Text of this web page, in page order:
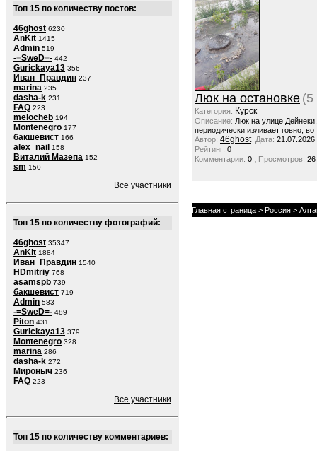
Топ 15 по количеству постов:
46ghost 6230
AnKit 1415
Admin 519
-=SweD=- 442
Gurickaya13 356
Иван_Правдин 237
marina 235
dasha-k 231
FAQ 223
melocheb 194
Montenegro 177
бакшевист 166
alex_nail 158
Виталий Мазепа 152
sm 150
Все участники
Топ 15 по количеству фотографий:
46ghost 35347
AnKit 1884
Иван_Правдин 1540
HDmitriy 768
asamspb 739
бакшевист 719
Admin 583
-=SweD=- 489
Piton 431
Gurickaya13 379
Montenegro 328
marina 286
dasha-k 272
Мироныч 236
FAQ 223
Все участники
Топ 15 по количеству комментариев:
Люк на остановке (5
Категория: Курск
Описание: Люк на улице
периодически изливает говно,
Автор: 46ghost Дата: 21.07.2026
Рейтинг: 0
Комментарии: 0 , Просмотров: 26
Главная страница > Россия >